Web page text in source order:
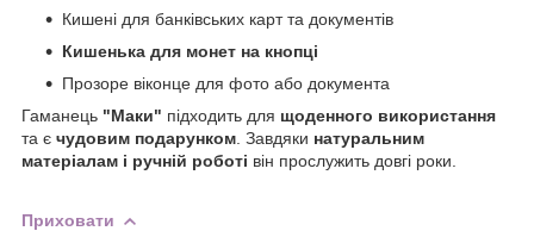
Кишені для банківських карт та документів
Кишенька для монет на кнопці
Прозоре віконце для фото або документа
Гаманець "Маки" підходить для щоденного використання
та є чудовим подарунком . Завдяки натуральним
матеріалам і ручній роботі він прослужить довгі роки.
Приховати